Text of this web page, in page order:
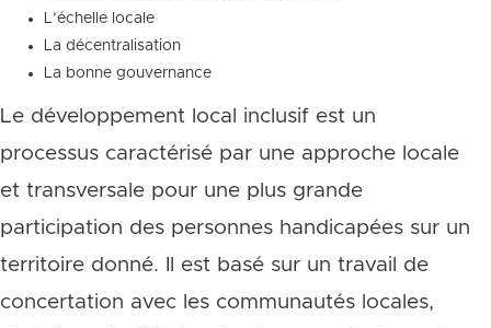
L’échelle locale
La décentralisation
La bonne gouvernance
Le développement local inclusif est un
processus caractérisé par une approche locale
et transversale pour une plus grande
participation des personnes handicapées sur un
territoire donné. Il est basé sur un travail de
concertation avec les communautés locales,